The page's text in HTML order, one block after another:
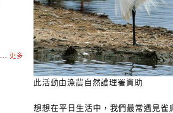
... 更多
此活動由漁農自然護理署資助
想想在平日生活中，我們最常遇見雀